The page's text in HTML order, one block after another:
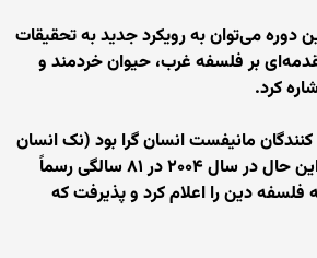
دوره می‌توان به رویکرد جدید به تحقیقات
بر فلسفه غرب، حیوان خردمند و
کرد.
از امضا کنندگان مانیفست انسان گرا بود (نک انسان
گرایی و آرمان‌هایش) با این حال در سال ۲۰۰۴ در ۸۱ سالگی رسماً
فلسفه دین را اعلام کرد و پذیرفت که